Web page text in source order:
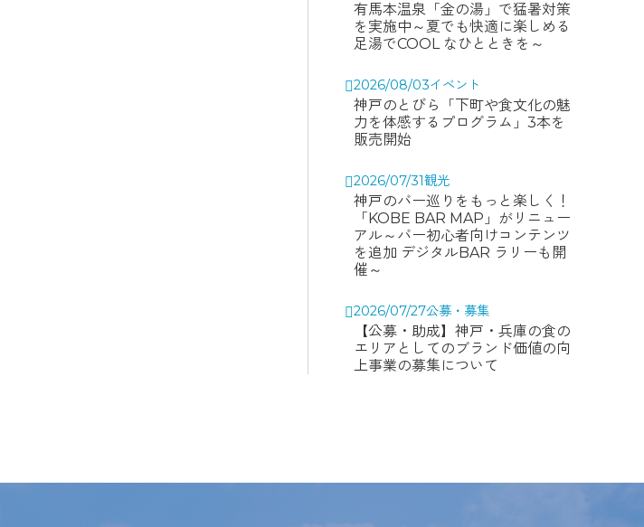
有馬本温泉「金の湯」で猛暑対策
を実施中～夏でも快適に楽しめる
足湯でCOOL なひとときを～
2026/08/03イベント
神戸のとびら「下町や食文化の魅
力を体感するプログラム」3本を
販売開始
2026/07/31観光
神戸のバー巡りをもっと楽しく！
「KOBE BAR MAP」がリニュー
アル～バー初心者向けコンテンツ
を追加 デジタルBAR ラリーも開
催～
2026/07/27公募・募集
【公募・助成】神戸・兵庫の食の
エリアとしてのブランド価値の向
上事業の募集について